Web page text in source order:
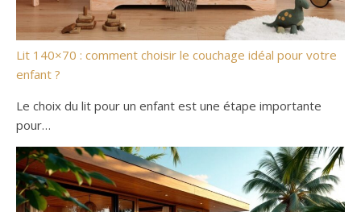
Lit 140×70 : comment choisir le couchage idéal pour votre
enfant ?
Le choix du lit pour un enfant est une étape importante
pour…